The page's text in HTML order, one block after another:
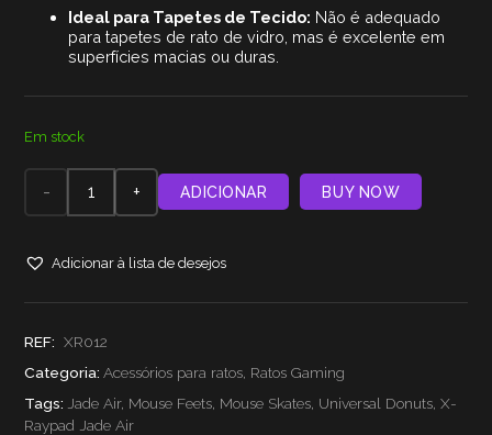
Ideal para Tapetes de Tecido: Não é adequado
para tapetes de rato de vidro, mas é excelente em
superfícies macias ou duras.
Em stock
Quantidade
Raypad
Air
Mouse
ADICIONAR BUY NOW
Adicionar à lista de desejos
REF: XR012
Categoria: Acessórios para ratos Ratos Gaming
Tags: Jade Air, Mouse Feets Mouse Skates Universal Donuts ,X-
Raypad Jade Air